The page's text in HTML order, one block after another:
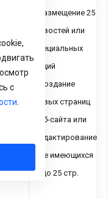
• Размещение 25
новостей или
специальных
акций
• Создание
новых страниц
веб-сайта или
редактирование
уже имеющихся
– до 25 стр.
с